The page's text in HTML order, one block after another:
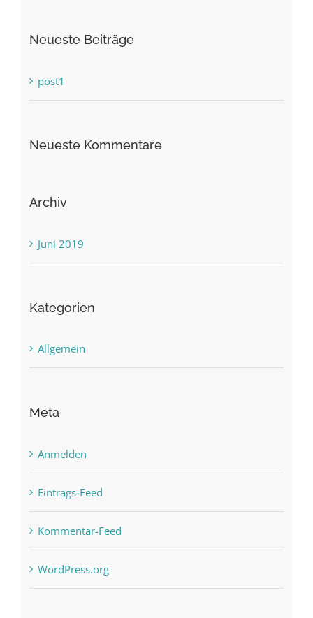
Neueste Beiträge
post1
Neueste Kommentare
Archiv
Juni 2019
Kategorien
Allgemein
Meta
Anmelden
Eintrags-Feed
Kommentar-Feed
WordPress.org